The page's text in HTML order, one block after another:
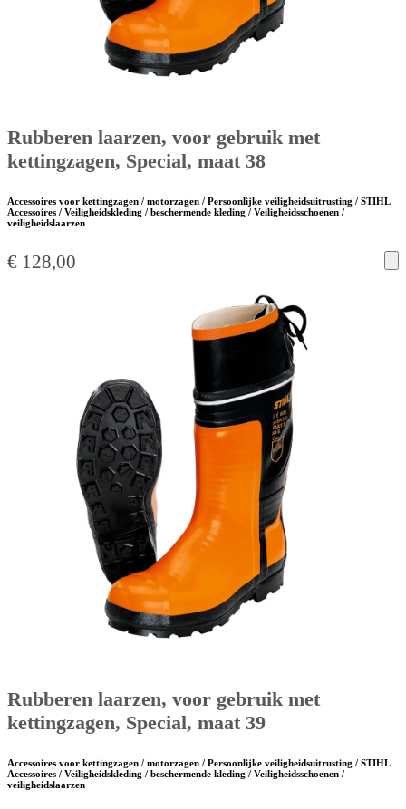
Rubberen laarzen, voor gebruik met
kettingzagen, Special, maat 38
Accessoires voor kettingzagen / motorzagen / Persoonlijke veiligheidsuitrusting / STIHL
Accessoires / Veiligheidskleding / beschermende kleding / Veiligheidsschoenen /
veiligheidslaarzen
€ 128,00
Rubberen laarzen, voor gebruik met
kettingzagen, Special, maat 39
Accessoires voor kettingzagen / motorzagen / Persoonlijke veiligheidsuitrusting / STIHL
Accessoires / Veiligheidskleding / beschermende kleding / Veiligheidsschoenen /
veiligheidslaarzen